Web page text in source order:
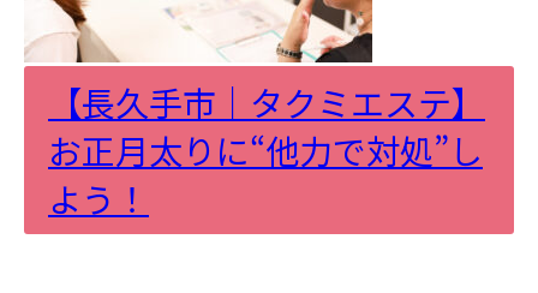
【長久手市｜タクミエステ】
お正月太りに“他力で対処”し
よう！